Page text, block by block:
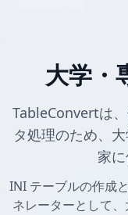
大学・
TableConvertは
タ処理のため、
家
INI テーブルの作成
ネレーターとして、